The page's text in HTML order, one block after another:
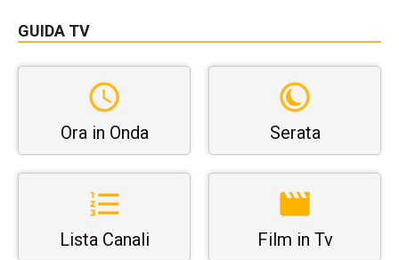
GUIDA TV
Ora in Onda Serata
Lista Canali Film in Tv